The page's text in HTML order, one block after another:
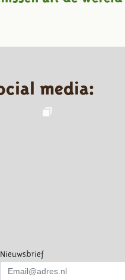
media:
Nieuwsbrief